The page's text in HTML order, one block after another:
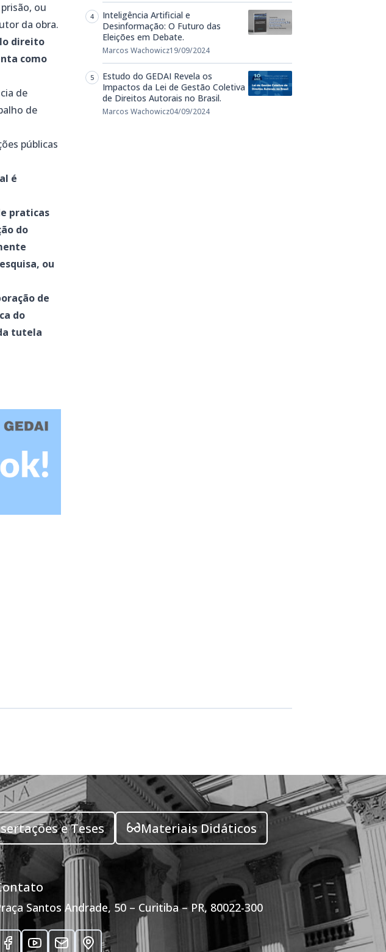
ou
da obra.
direito
como
de
de
públicas
é
praticas
do
ou
de
do
tutela
Inteligência Artificial e
Desinformação: O Futuro das
Eleições em Debate.
Marcos Wachowicz19/09/2024
Estudo do GEDAI Revela os
Impactos da Lei de Gestão Coletiva
de Direitos Autorais no Brasil.
Marcos Wachowicz04/09/2024
e Teses Materiais Didáticos
Santos Andrade, 50 – Curitiba – PR, 80022-300